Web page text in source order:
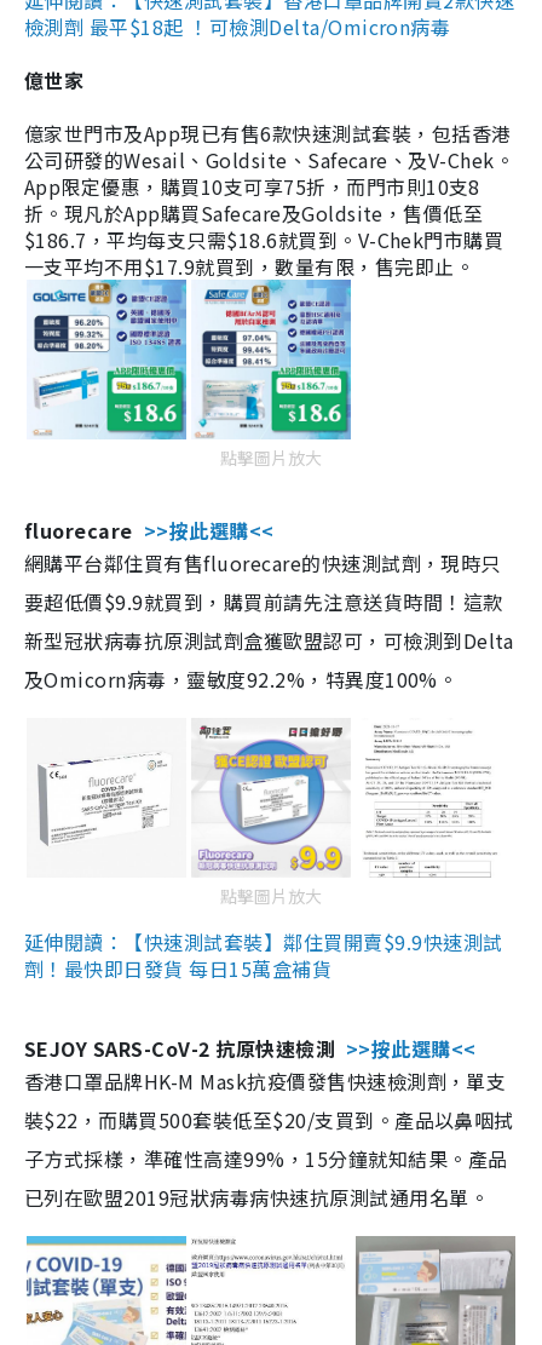
檢測劑 最平$18起 ！可檢測Delta/Omicron病毒
億世家
億家世門市及App現已有售6款快速測試套裝，包括香港
公司研發的Wesail、Goldsite、Safecare、及V-Chek。
App限定優惠，購買10支可享75折，而門市則10支8
折。現凡於App購買Safecare及Goldsite，售價低至
$186.7，平均每支只需$18.6就買到。V-Chek門市購買
一支平均不用$17.9就買到，數量有限，售完即止。
點擊圖片放大
fluorecare >>按此選購<<
網購平台鄰住買有售fluorecare的快速測試劑，現時只
要超低價$9.9就買到，購買前請先注意送貨時間！這款
新型冠狀病毒抗原測試劑盒獲歐盟認可，可檢測到Delta
及Omicorn病毒，靈敏度92.2%，特異度100%。
點擊圖片放大
延伸閱讀：【快速測試套裝】鄰住買開賣$9.9快速測試
劑！最快即日發貨 每日15萬盒補貨
SEJOY SARS-CoV-2 抗原快速檢測 >>按此選購<<
香港口罩品牌HK-M Mask抗疫價發售快速檢測劑，單支
裝$22，而購買500套裝低至$20/支買到。產品以鼻咽拭
子方式採樣，準確性高達99%，15分鐘就知結果。產品
已列在歐盟2019冠狀病毒病快速抗原測試通用名單。